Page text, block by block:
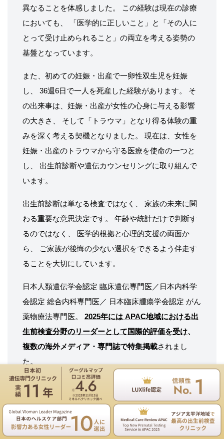
異なることを体感しました。 この経験は現在の診療
においても、 「医学的に正しいこと」と「その人に
とって受け止められること」の両立を考える姿勢の
基盤となっています。
また、初めての妊娠・出産で一卵性双生児を妊娠
し、 36週6日で一人を死産した経験があります。 そ
の出来事は、妊娠・出産が女性の心身に与える影響
の大きさ、 そして「トラウマ」となり得る体験の重
みを深く考える契機となりました。 現在は、女性を
妊娠・出産のトラウマから守る医療を使命の一つと
し、 出生前診断や遺伝カウンセリングに取り組んで
います。
出生前診断は単なる検査ではなく、 家族の未来に関
わる重要な意思決定です。 年齢や統計だけで判断す
るのではなく、 医学的根拠と心理的支援の両面か
ら、 ご家族が後悔の少ない選択をできるよう伴走す
ることを大切にしています。
日本人類遺伝学会認定 臨床遺伝専門医／日本内科学
会認定 総合内科専門医／ 日本臨床腫瘍学会認定 がん
薬物療法専門医。 2025年には APAC地域における出
生前検査分野のリーダーとして国際的評価を受け、
複数の海外メディア・専門誌で特集掲載されまし
た。
仲田洋美の詳細プロフィールはこちら
遺伝専門医のNIPT遺伝カウンセリングは無料
お電話 ご予約